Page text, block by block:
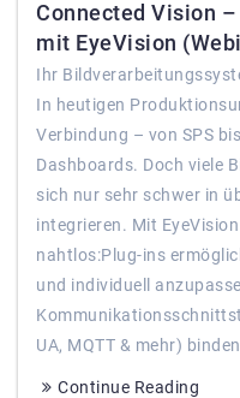
Connected Vision
mit EyeVision
Ihr
In heutigen
Verbindung – von SPS
Dashboards. Doch viele
sich nur sehr schwer in
integrieren. Mit
nahtlos:Plug-ins
und individuell
UA, MQTT & mehr)
Continue Reading